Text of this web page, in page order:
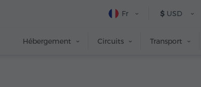
$ USD
Fr
Hébergement Circuits Transport